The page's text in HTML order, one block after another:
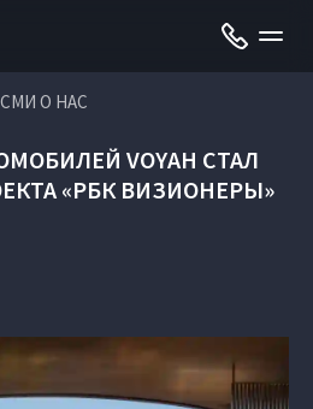
СМИ О НАС
VOYAH СТАЛ
«РБК ВИЗИОНЕРЫ»